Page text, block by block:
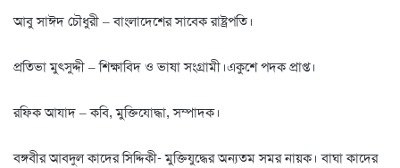
আবু সাঈদ চৌধুরী – বাংলাদেশের সাবেক রাষ্ট্রপতি।
প্রতিভা মুৎসুদ্দী – শিক্ষাবিদ ও ভাষা সংগ্রামী।একুশে পদক প্রাপ্ত।
রফিক আযাদ – কবি, মুক্তিযোদ্ধা, সম্পাদক।
বঙ্গবীর আবদুল কাদের সিদ্দিকী- মুক্তিযুদ্ধের অন্যতম সমর নায়ক। বাঘা কাদের